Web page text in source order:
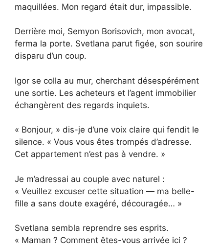
maquillées. Mon regard était dur, impassible.
Derrière moi, Semyon Borisovich, mon avocat,
ferma la porte. Svetlana parut figée, son sourire
disparu d’un coup.
Igor se colla au mur, cherchant désespérément
une sortie. Les acheteurs et l’agent immobilier
échangèrent des regards inquiets.
« Bonjour, » dis-je d’une voix claire qui fendit le
silence. « Vous vous êtes trompés d’adresse.
Cet appartement n’est pas à vendre. »
Je m’adressai au couple avec naturel :
« Veuillez excuser cette situation — ma belle-
fille a sans doute exagéré, découragée… »
Svetlana sembla reprendre ses esprits.
« Maman ? Comment êtes-vous arrivée ici ?